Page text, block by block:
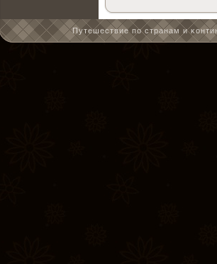
Путешествие по странам и